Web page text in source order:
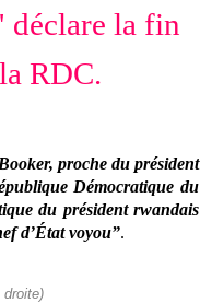
déclare la fin
RDC.
proche du président
Démocratique du
du président rwandais
d’État voyou”.
droite)